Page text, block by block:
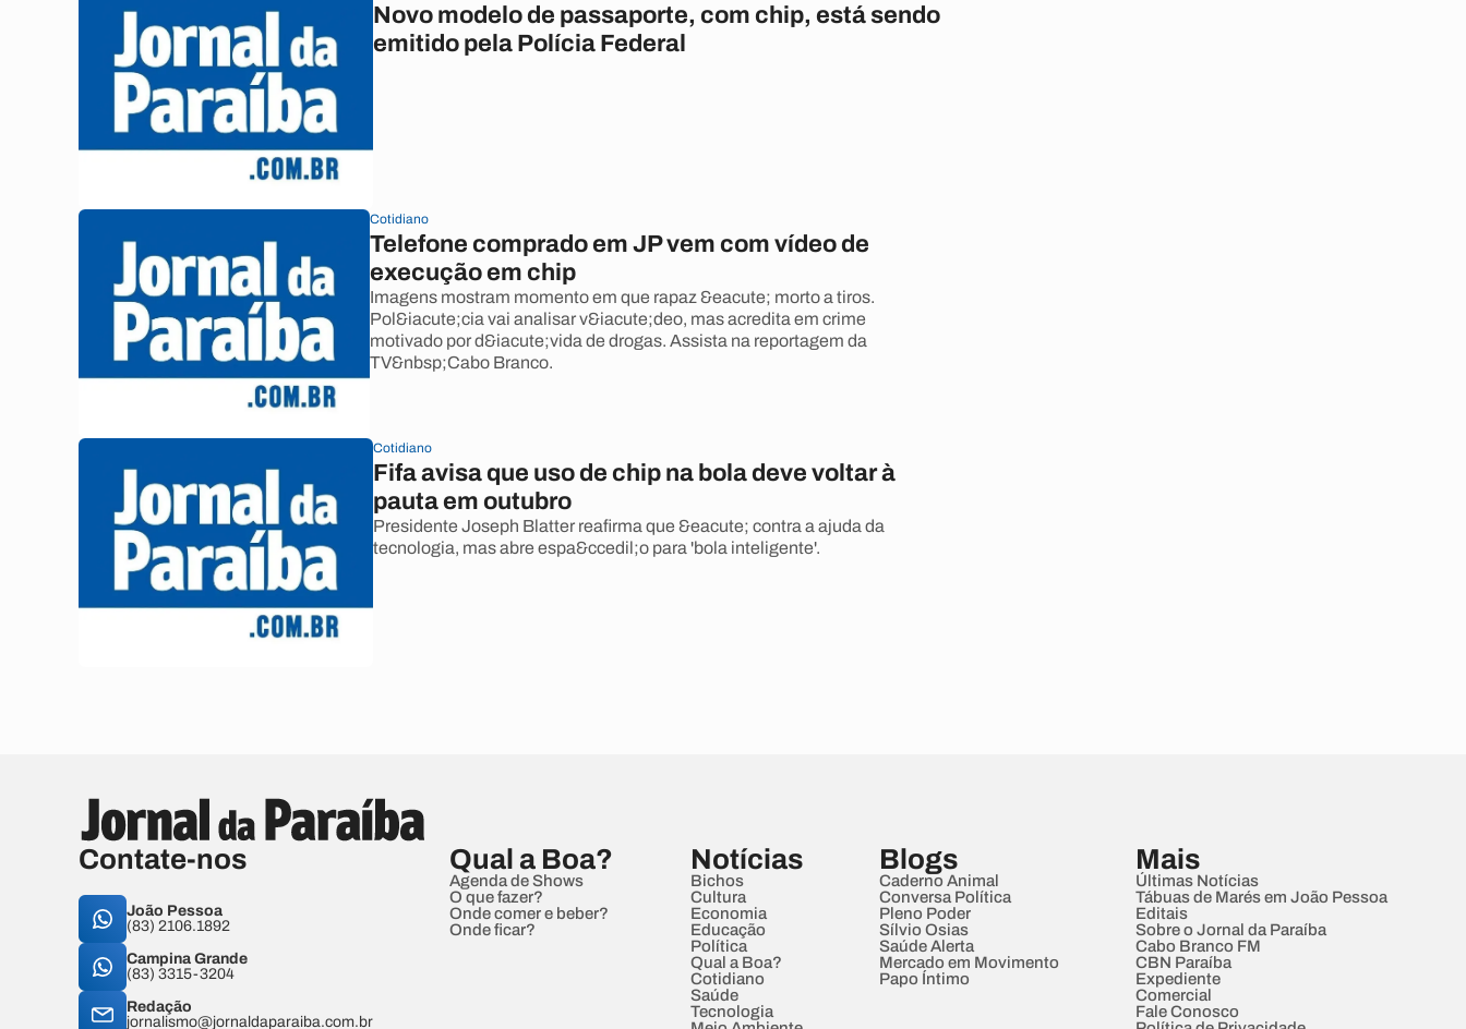
Novo modelo de passaporte, com chip, está sendo
emitido pela Polícia Federal
Cotidiano
Telefone comprado em JP vem com vídeo de
execução em chip
Imagens mostram momento em que rapaz &eacute; morto a tiros.
Pol&iacute;cia vai analisar v&iacute;deo, mas acredita em crime
motivado por d&iacute;vida de drogas. Assista na reportagem da
TV&nbsp;Cabo Branco.
Cotidiano
Fifa avisa que uso de chip na bola deve voltar à
pauta em outubro
Presidente Joseph Blatter reafirma que &eacute; contra a ajuda da
tecnologia, mas abre espa&ccedil;o para 'bola inteligente'.
Contate-nos
João Pessoa
(83) 2106.1892
Campina Grande
(83) 3315-3204
Redação
jornalismo@jornaldaparaiba.com.br
Qual a Boa?
Agenda de Shows
O que fazer?
Onde comer e beber?
Onde ficar?
Notícias
Bichos
Cultura
Economia
Educação
Política
Qual a Boa?
Cotidiano
Saúde
Tecnologia
Blogs
Caderno Animal
Conversa Política
Pleno Poder
Sílvio Osias
Saúde Alerta
Mercado em Movimento
Papo Íntimo
Mais
Últimas Notícias
Tábuas de Marés em João Pessoa
Editais
Sobre o Jornal da Paraíba
Cabo Branco FM
CBN Paraíba
Expediente
Comercial
Fale Conosco